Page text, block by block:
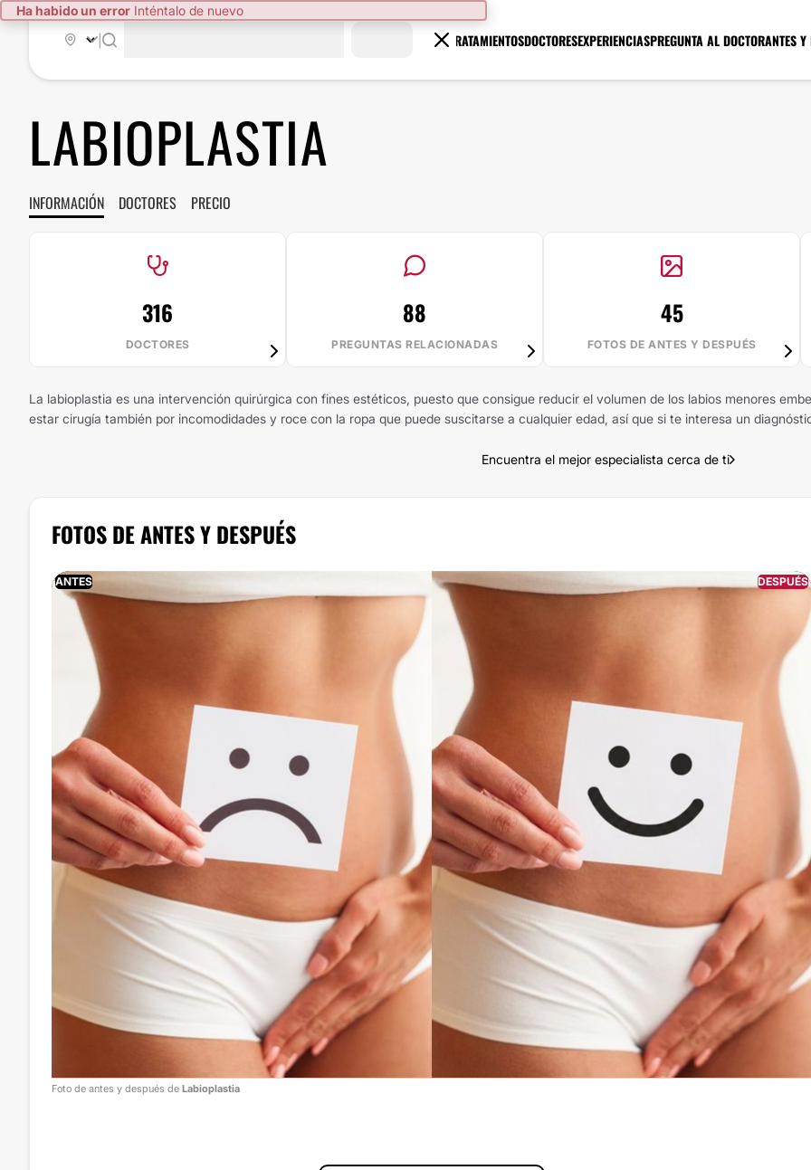
Ha habido un error Inténtalo de nuevo
TRATAMIENTOSDOCTORESEXPERIENCIASPREGUNTA AL DOCTORANTES Y
LABIOPLASTIA
INFORMACIÓN DOCTORES PRECIO
316
DOCTORES
88
PREGUNTAS RELACIONADAS
45
FOTOS DE ANTES Y DESPUÉS
La labioplastia es una intervención quirúrgica con fines estéticos, puesto que consigue reducir el volumen de los labios menores
estar cirugía también por incomodidades y roce con la ropa que puede suscitarse a cualquier edad, así que si te interesa un
Encuentra el mejor especialista cerca de ti
FOTOS DE ANTES Y DESPUÉS
ANTES DESPUÉS
Foto de antes y después de Labioplastia